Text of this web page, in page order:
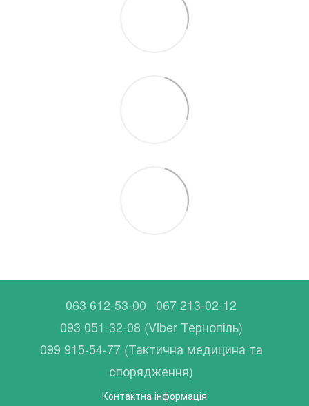
063 612-53-00 067 213-02-12
093 051-32-08 (Viber Тернопіль)
099 915-54-77 (Тактична медицина та
спорядження)
Контактна інформація